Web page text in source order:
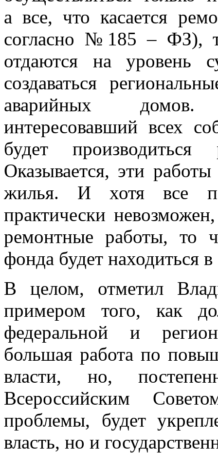
а все, что касается
согласно №185 – ФЗ),
отдаются на уровень
создаваться
аварийных домов.
интересовавший всех
будет
Оказывается, эти
жилья. И хотя все
практически
ремонтные работы, то
фонда будет находиться
В целом, отметил
примером того, как
федеральной и
большая работа по
власти, но,
Всероссийским
проблемы, будет
власть, но и